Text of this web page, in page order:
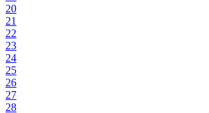
20
21
22
23
24
25
26
27
28